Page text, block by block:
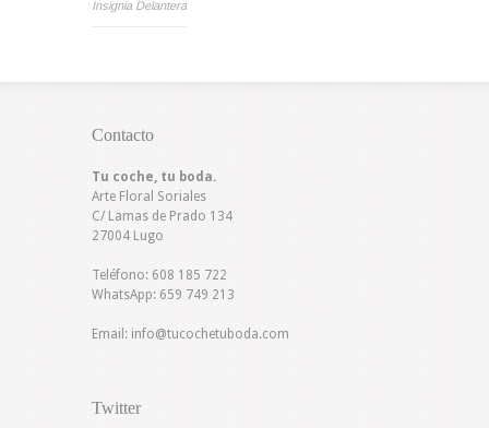
Insignia Delantera
Contacto
Tu coche, tu boda.
Arte Floral Soriales
C/ Lamas de Prado 134
27004 Lugo
Teléfono: 608 185 722
WhatsApp: 659 749 213
Email: info@tucochetuboda.com
Twitter